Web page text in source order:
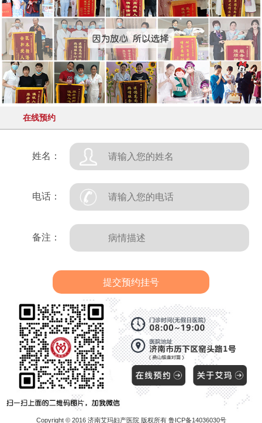
在线预约
姓名：
电话：
备注：
Copyright © 2016 济南艾玛妇产医院 版权所有 鲁ICP备14036030号